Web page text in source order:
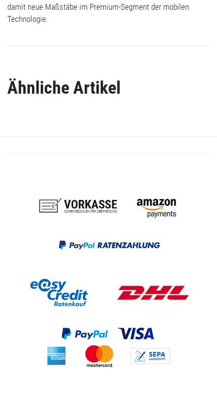
damit neue Maßstäbe im Premium-Segment der mobilen
Technologie.
Ähnliche Artikel